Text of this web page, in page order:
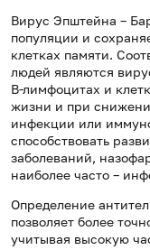
Вирус Эпштейна –
популяции и
клетках памяти.
людей являются
В-лимфоцитах и
жизни и при
инфекции или
способствовать
заболеваний,
наиболее часто –
Определение
позволяет более
учитывая высокую